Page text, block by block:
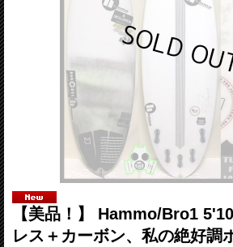
【美品！】 Hammo/Bro1
レス＋カーボン、私の絶好調